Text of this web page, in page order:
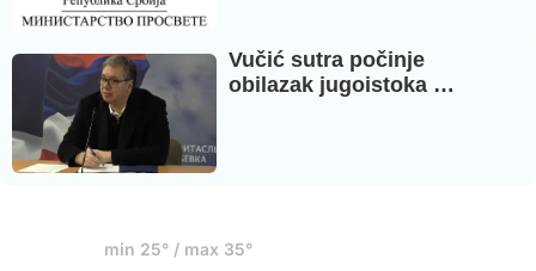
Vučić sutra počinje
obilazak jugoistoka …
min 25° / max 35°